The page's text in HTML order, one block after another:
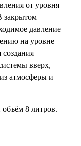
от уровня
закрытом
давление
на уровне
создания
вверх,
атмосферы и
объём 8 литров.